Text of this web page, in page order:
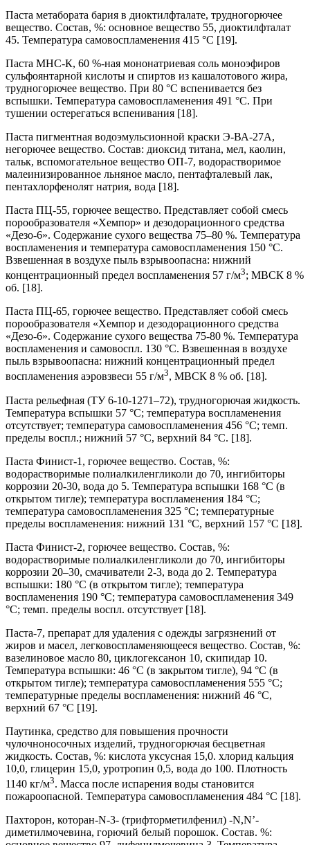
Паста метабората бария в диоктилфталате, трудногорючее
вещество. Состав, %: основное вещество 55, диоктилфталат
45. Температура самовоспламенения 415 °С [19].
Паста МНС-К, 60 %-ная мононатриевая соль моноэфиров
сульфоянтарной кислоты и спиртов из кашалотового жира,
трудногорючее вещество. При 80 °С вспенивается без
вспышки. Температура самовоспламенения 491 °С. При
тушении остерегаться вспенивания [18].
Паста пигментная водоэмульсионной краски Э-ВА-27А,
негорючее вещество. Состав: диоксид титана, мел, каолин,
тальк, вспомогательное вещество ОП-7, водорастворимое
малеинизированное льняное масло, пентафталевый лак,
пентахлорфенолят натрия, вода [18].
Паста ПЦ-55, горючее вещество. Представляет собой смесь
порообразователя «Хемпор» и дезодорационного средства
«Дезо-6». Содержание сухого вещества 75–80 %. Температура
воспламенения и температура самовоспламенения 150 °С.
Взвешенная в воздухе пыль взрывоопасна: нижний
концентрационный предел воспламенения 57 г/м3; МВСК 8 %
об. [18].
Паста ПЦ-65, горючее вещество. Представляет собой смесь
порообразователя «Хемпор и дезодорационного средства
«Дезо-6». Содержание сухого вещества 75-80 %. Температура
воспламенения и самовоспл. 130 °С. Взвешенная в воздухе
пыль взрывоопасна: нижний концентрационный предел
воспламенения аэровзвеси 55 г/м3, МВСК 8 % об. [18].
Паста рельефная (ТУ 6-10-1271–72), трудногорючая жидкость.
Температура вспышки 57 °С; температура воспламенения
отсутствует; температура самовоспламенения 456 °С; темп.
пределы воспл.; нижний 57 °С, верхний 84 °С. [18].
Паста Финист-1, горючее вещество. Состав, %:
водорастворимые полиалкиленгликоли до 70, ингибиторы
коррозии 20-30, вода до 5. Температура вспышки 168 °С (в
открытом тигле); температура воспламенения 184 °С;
температура самовоспламенения 325 °С; температурные
пределы воспламенения: нижний 131 °С, верхний 157 °С [18].
Паста Финист-2, горючее вещество. Состав, %:
водорастворимые полиалкиленгликоли до 70, ингибиторы
коррозии 20–30, смачиватели 2-3, вода до 2. Температура
вспышки: 180 °С (в открытом тигле); температура
воспламенения 190 °С; температура самовоспламенения 349
°С; темп. пределы воспл. отсутствует [18].
Паста-7, препарат для удаления с одежды загрязнений от
жиров и масел, легковоспламеняющееся вещество. Состав, %:
вазелиновое масло 80, циклогексанон 10, скипидар 10.
Температура вспышки: 46 °С (в закрытом тигле), 94 °С (в
открытом тигле); температура самовоспламенения 555 °С;
температурные пределы воспламенения: нижний 46 °С,
верхний 67 °С [19].
Паутинка, средство для повышения прочности
чулочноносочных изделий, трудногорючая бесцветная
жидкость. Состав, %: кислота уксусная 15,0. хлорид кальция
10,0, глицерин 15,0, уротропин 0,5, вода до 100. Плотность
1140 кг/м3. Масса после испарения воды становится
пожароопасной. Температура самовоспламенения 484 °С [18].
Пахторон, которан-N-3- (трифторметилфенил) -N,N’-
диметилмочевина, горючий белый порошок. Состав. %: